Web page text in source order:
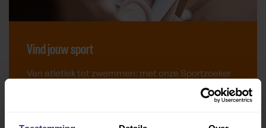
Vind jouw sport
Van atletiek tot zwemmen: met onze Sportzoeker
vind je gemakkelijk jouw favoriete sport of activiteit.
Met meer dan 4250 sportclubs is er altijd een sport